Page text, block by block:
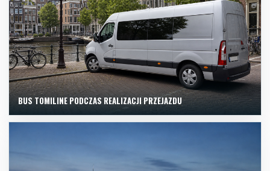
BUS TOMILINE PODCZAS REALIZACJI PRZEJAZDU